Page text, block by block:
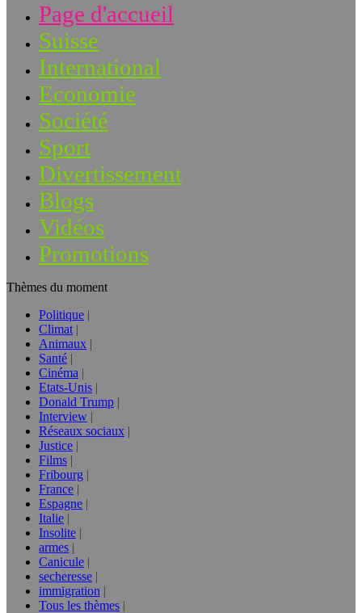
Page d'accueil
Suisse
International
Economie
Société
Sport
Divertissement
Blogs
Vidéos
Promotions
Thèmes du moment
Politique
Climat
Animaux
Santé
Cinéma
Etats-Unis
Donald Trump
Interview
Réseaux sociaux
Justice
Films
Fribourg
France
Espagne
Italie
Insolite
armes
Canicule
secheresse
immigration
Tous les thèmes